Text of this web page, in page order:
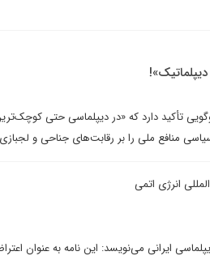
تأکید دارد که «در دیپلماسی حتی
منافع ملی را بر رقابت‌های جناحی و
انرژی اتمی
ایرانی می‌نویسد: این نامه به عنوان